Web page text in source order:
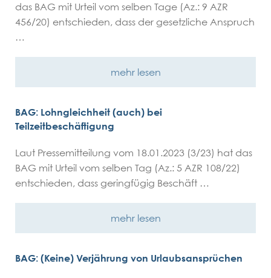
das BAG mit Urteil vom selben Tage (Az.: 9 AZR
456/20) entschieden, dass der gesetzliche Anspruch
…
mehr lesen
BAG: Lohngleichheit (auch) bei
Teilzeitbeschäftigung
Laut Pressemitteilung vom 18.01.2023 (3/23) hat das
BAG mit Urteil vom selben Tag (Az.: 5 AZR 108/22)
entschieden, dass geringfügig Beschäft …
mehr lesen
BAG: (Keine) Verjährung von Urlaubsansprüchen